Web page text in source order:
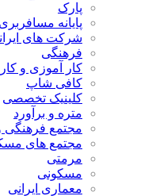
پارک
پایانه مسافربری
شرکت های
فرهنگی
کار آموزی و
کافی شاپ
کلینیک تخصصی
متره و برآورد
مجتمع فرهنگی
مجتمع های
مرمتی
مسکونی
معماری ایرانی